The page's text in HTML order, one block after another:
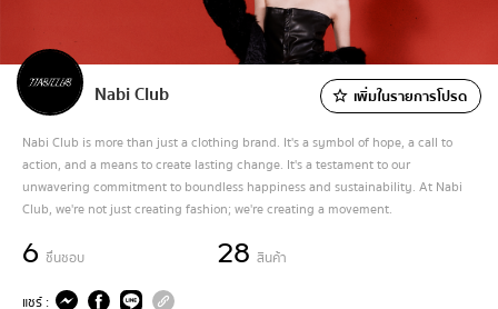
Nabi Club
Nabi Club is more than just a clothing brand. It's a symbol of hope, a call to
action, and a means to create lasting change. It's a testament to our
unwavering commitment to boundless happiness and sustainability. At Nabi
Club, we're not just creating fashion; we're creating a movement.
เพิ่มในรายการโปรด
6 ชื่นชอบ 28 สินค้า
แชร์ :